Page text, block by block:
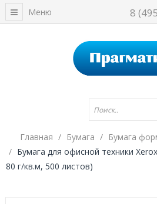
8
Меню
Главная Бумага
Бумага
Бумага для офисной техники
80 г/кв.м, 500 листов)